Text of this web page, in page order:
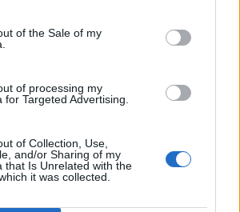
of the Sale of my
of processing my
for Targeted Advertising.
of Collection, Use,
and/or Sharing of my
that Is Unrelated with the
it was collected.
Αντώνη Κανάκη και των "Ράδιο Αρβύλα"
διακοπή της συνεργασίας της Ντόρας
του: «Ο "όλα τα